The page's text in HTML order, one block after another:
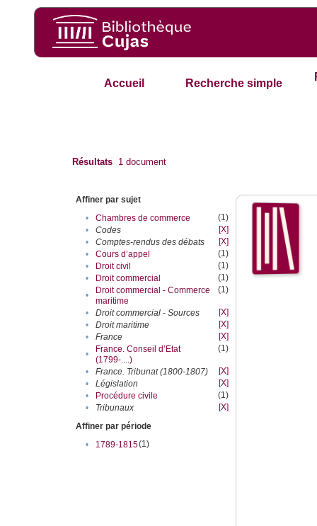
Accueil Recherche simple
Résultats 1 document
Affiner par sujet
•
Chambres de commerce
(1)
•
Codes
[X]
•
Comptes-rendus des débats
[X]
•
Cours d’appel
(1)
•
Droit civil
(1)
•
Droit commercial
(1)
•
Droit commercial - Commerce
maritime
(1)
• Droit commercial - Sources
[X]
•
Droit maritime
[X]
•
France
[X]
•
France. Conseil d’Etat
(1799-....)
(1)
• France. Tribunat (1800-1807)
[X]
•
Législation
[X]
•
Procédure civile
(1)
•
Tribunaux
[X]
Affiner par période
•
1789-1815(1)